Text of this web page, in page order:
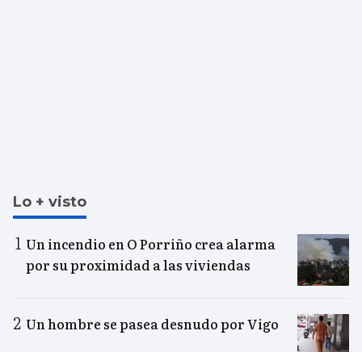
Lo + visto
Un incendio en O Porriño crea alarma
por su proximidad a las viviendas
Un hombre se pasea desnudo por Vigo